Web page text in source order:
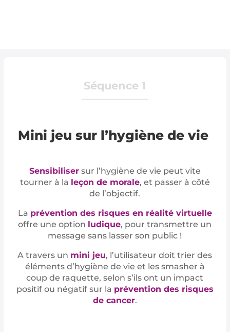
Séquence 1
Mini jeu sur l’hygiène de vie
Sensibilisersur l’hygiène de vie peut vite
tourner à la leçon de morale, et passer à côté
de l’objectif.
La prévention des risques en réalité virtuelle
offre une option ludique, pour transmettre un
message sans lasser son public !
A travers un mini jeu, l’utilisateur doit trier des
éléments d’hygiène de vie et les smasher à
coup de raquette, selon s’ils ont un impact
positif ou négatif sur la prévention des risques
de cancer.